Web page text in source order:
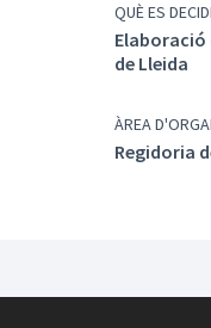
QUÈ ES
Elaboració
de Lleida
ÀREA
Regidoria